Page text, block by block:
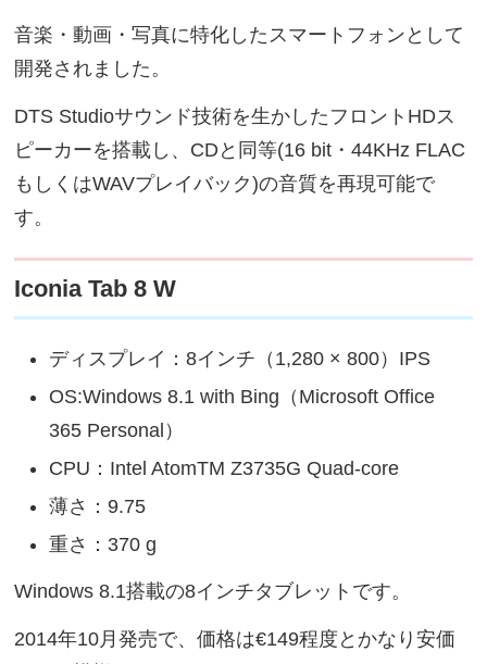
音楽・動画・写真に特化したスマートフォンとして
開発されました。
DTS Studioサウンド技術を生かしたフロントHDス
ピーカーを搭載し、CDと同等(16 bit・44KHz FLAC
もしくはWAVプレイバック)の音質を再現可能で
す。
Iconia Tab 8 W
ディスプレイ：8インチ（1,280 × 800）IPS
OS:Windows 8.1 with Bing（Microsoft Office
365 Personal）
CPU：Intel AtomTM Z3735G Quad-core
薄さ：9.75
重さ：370 g
Windows 8.1搭載の8インチタブレットです。
2014年10月発売で、価格は€149程度とかなり安価